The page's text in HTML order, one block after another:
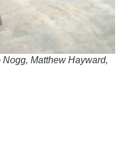
Matthew Hayward,
author/